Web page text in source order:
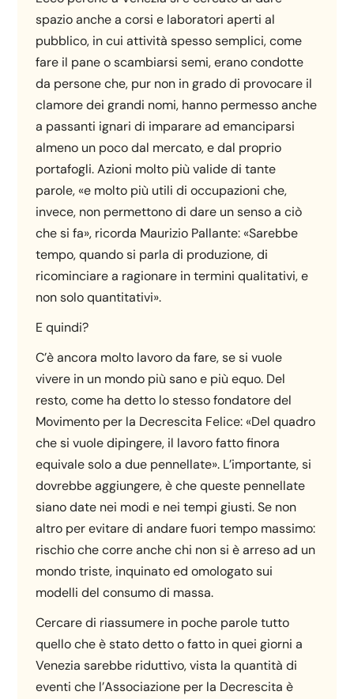
spazio anche a corsi e laboratori aperti al
pubblico, in cui attività spesso semplici, come
fare il pane o scambiarsi semi, erano condotte
da persone che, pur non in grado di provocare il
clamore dei grandi nomi, hanno permesso anche
a passanti ignari di imparare ad emanciparsi
almeno un poco dal mercato, e dal proprio
portafogli. Azioni molto più valide di tante
parole, «e molto più utili di occupazioni che,
invece, non permettono di dare un senso a ciò
che si fa», ricorda Maurizio Pallante: «Sarebbe
tempo, quando si parla di produzione, di
ricominciare a ragionare in termini qualitativi, e
non solo quantitativi».
E quindi?
C’è ancora molto lavoro da fare, se si vuole
vivere in un mondo più sano e più equo. Del
resto, come ha detto lo stesso fondatore del
Movimento per la Decrescita Felice: «Del quadro
che si vuole dipingere, il lavoro fatto finora
equivale solo a due pennellate». L’importante, si
dovrebbe aggiungere, è che queste pennellate
siano date nei modi e nei tempi giusti. Se non
altro per evitare di andare fuori tempo massimo:
rischio che corre anche chi non si è arreso ad un
mondo triste, inquinato ed omologato sui
modelli del consumo di massa.
Cercare di riassumere in poche parole tutto
quello che è stato detto o fatto in quei giorni a
Venezia sarebbe riduttivo, vista la quantità di
eventi che l’Associazione per la Decrescita è